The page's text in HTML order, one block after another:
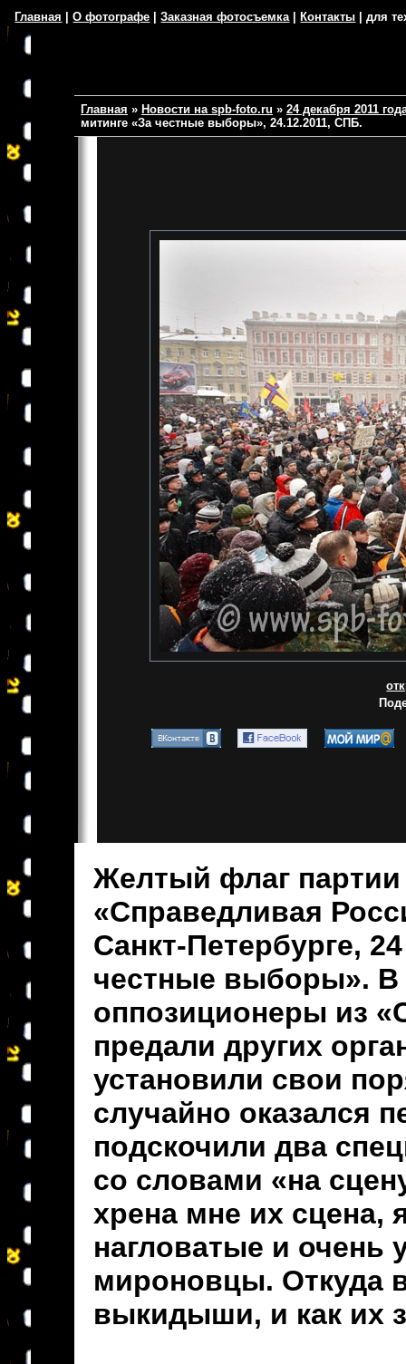
Главная |О фотографе |Заказная фотосъемка| Контакты | для
Главная » Новости на spb-foto.ru » 24 декабря 2011
митинге «За честные выборы», 24.12.2011, СПБ.
Желтый флаг
«Справедливая
Санкт-Петербурге,
честные выборы». В
оппозиционеры из
предали других
установили свои
случайно оказался
подскочили два
со словами «на
хрена мне их сцена,
нагловатые и очень
мироновцы. Откуда
выкидыши, и как их